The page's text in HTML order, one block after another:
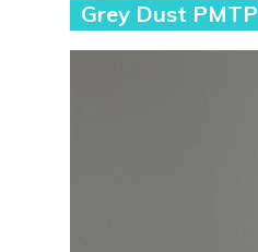
Grey Dust PMTP